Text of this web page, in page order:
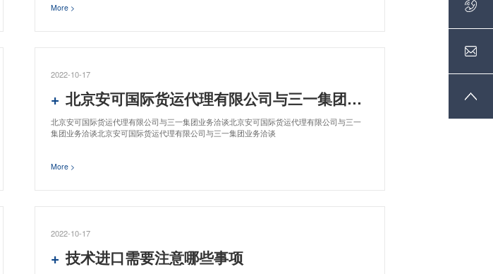
More >
2022-10-17
北京安可国际货运代理有限公司与三一集团业务洽谈
北京安可国际货运代理有限公司与三一集团业务洽谈北京安可国际货运代理有限公司与三一
集团业务洽谈北京安可国际货运代理有限公司与三一集团业务洽谈
More >
2022-10-17
技术进口需要注意哪些事项